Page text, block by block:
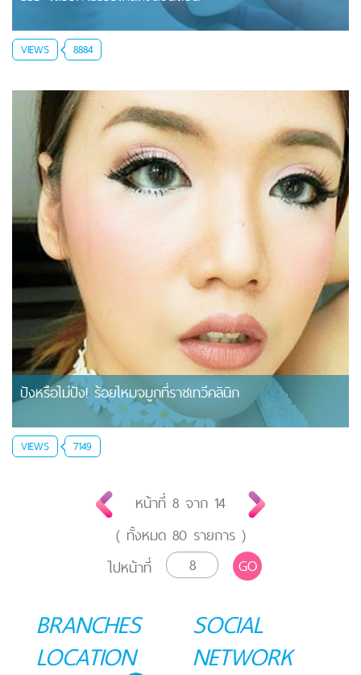
VIEWS 8884
ปังหรือไม่ปัง! ร้อยไหมจมูกที่ราชเทวีคลินิก
VIEWS 7149
หน้าที่ 8 จาก 14
( ทั้งหมด 80รายการ )
ไปหน้าที่
GO
BRANCHES
LOCATION
SOCIAL
NETWORK